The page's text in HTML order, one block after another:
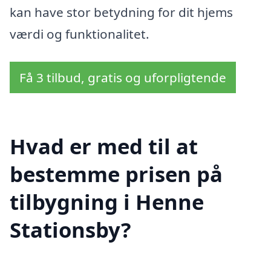
kan have stor betydning for dit hjems
værdi og funktionalitet.
Få 3 tilbud, gratis og uforpligtende
Hvad er med til at
bestemme prisen på
tilbygning i Henne
Stationsby?